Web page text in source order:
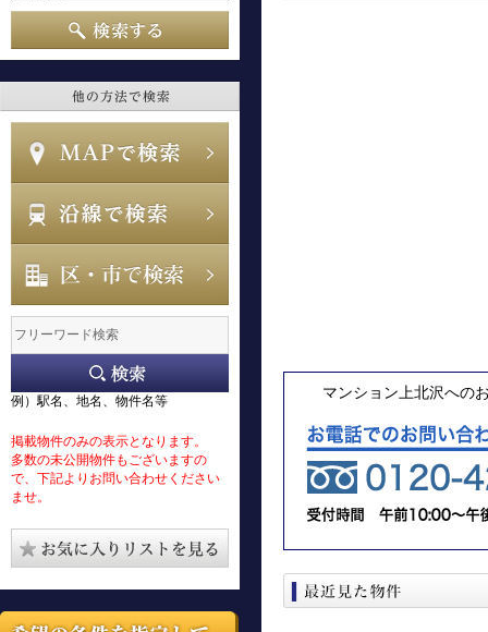
例）駅名、地名、物件名等
掲載物件のみの表示となります。
多数の未公開物件もございますの
で、下記よりお問い合わせください
ませ。
マンション上北沢への